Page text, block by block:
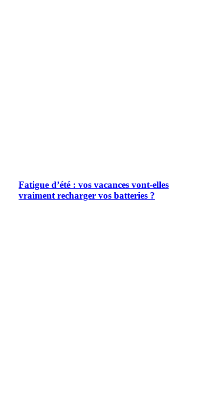
Fatigue d’été : vos vacances vont-elles
vraiment recharger vos batteries ?